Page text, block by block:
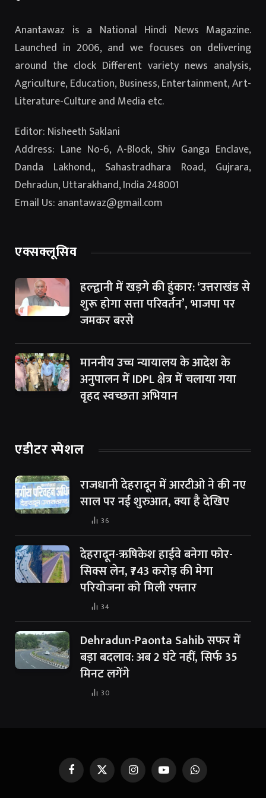
Anantawaz is a National Hindi News Magazine.
Launched in 2006, and we focuses on delivering
around the clock Different variety news analysis,
Agriculture, Education, Business, Entertainment, Art-
Literature-Culture and Media etc.
Editor: Nisheeth Saklani
Address: Lane No-6, A-Block, Shiv Ganga Enclave,
Danda Lakhond,, Sahastradhara Road, Gujrara,
Dehradun, Uttarakhand, India 248001
Email Us: anantawaz@gmail.com
एक्सक्लूसिव
हल्द्वानी में खड़गे की हुंकार: ‘उत्तराखंड से
शुरू होगा सत्ता परिवर्तन’, भाजपा पर
जमकर बरसे
माननीय उच्च न्यायालय के आदेश के
अनुपालन में IDPL क्षेत्र में चलाया गया
वृहद स्वच्छता अभियान
एडीटर स्पेशल
राजधानी देहरादून में आरटीओ ने की नए
साल पर नई शुरुआत, क्या है देखिए
36
देहरादून-ऋषिकेश हाईवे बनेगा फोर-
सिक्स लेन, ₹743 करोड़ की मेगा
परियोजना को मिली रफ्तार
34
Dehradun-Paonta Sahib सफर में
बड़ा बदलाव: अब 2 घंटे नहीं, सिर्फ 35
मिनट लगेंगे
30
FacebookX
(Twitter)
InstagramYouTubeWhatsApp